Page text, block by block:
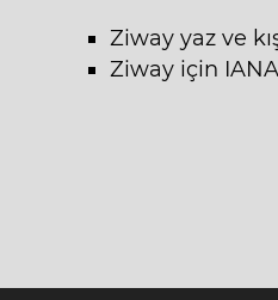
Ziway yaz ve
Ziway için